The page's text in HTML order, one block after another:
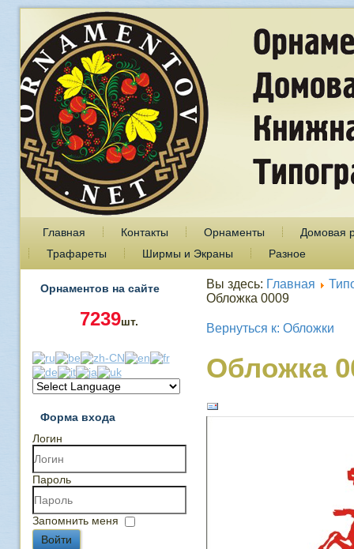
Главная Контакты Орнаменты
Домовая
Трафареты
Ширмы и Экраны Разное
Орнаментов на сайте
7239шт.
Форма входа
Логин
Пароль
Запомнить меня
Войти
Вы здесь: Главная
Обложка 0009
Вернуться к: Обложки
Обложка